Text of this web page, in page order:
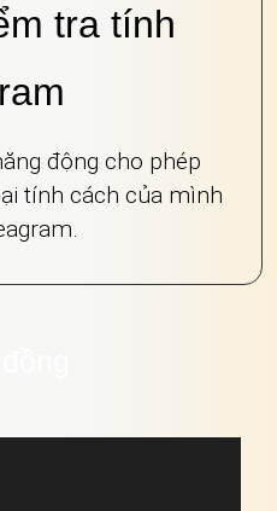
tra tính
động cho phép
tính cách của mình